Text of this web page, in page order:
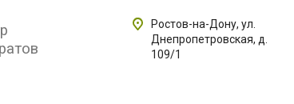
Ростов-на-Дону, ул.
Днепропетровская, д.
109/1